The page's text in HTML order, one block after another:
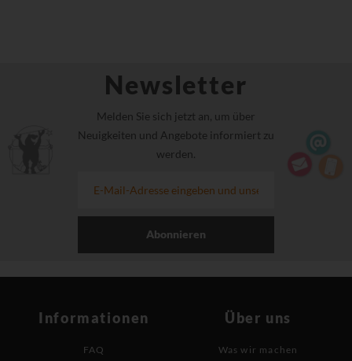
Newsletter
Melden Sie sich jetzt an, um über
Neuigkeiten und Angebote informiert zu
werden.
Abonnieren
Informationen
FAQ
Über uns
Was wir machen